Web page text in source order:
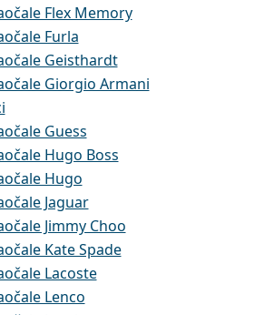
Flex Memory
Furla
Geisthardt
Giorgio Armani
Guess
Hugo Boss
Hugo
Jaguar
Jimmy Choo
Kate Spade
Lacoste
Lenco